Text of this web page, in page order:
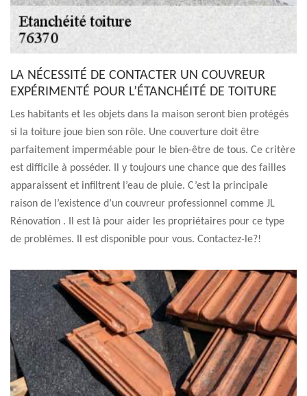
LA NÉCESSITÉ DE CONTACTER UN COUVREUR
EXPÉRIMENTÉ POUR L’ÉTANCHÉITÉ DE TOITURE
Les habitants et les objets dans la maison seront bien protégés
si la toiture joue bien son rôle. Une couverture doit être
parfaitement imperméable pour le bien-être de tous. Ce critère
est difficile à posséder. Il y toujours une chance que des failles
apparaissent et infiltrent l’eau de pluie. C’est la principale
raison de l’existence d’un couvreur professionnel comme JL
Rénovation . Il est là pour aider les propriétaires pour ce type
de problèmes. Il est disponible pour vous. Contactez-le?!